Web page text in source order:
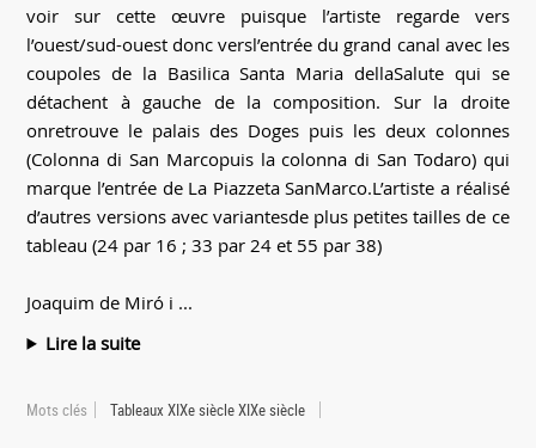
voir sur cette œuvre puisque l’artiste regarde vers
l’ouest/sud-ouest donc versl’entrée du grand canal avec les
coupoles de la Basilica Santa Maria dellaSalute qui se
détachent à gauche de la composition. Sur la droite
onretrouve le palais des Doges puis les deux colonnes
(Colonna di San Marcopuis la colonna di San Todaro) qui
marque l’entrée de La Piazzeta SanMarco.L’artiste a réalisé
d’autres versions avec variantesde plus petites tailles de ce
tableau (24 par 16 ; 33 par 24 et 55 par 38)
Joaquim de Miró i ...
Lire la suite
Mots clés Tableaux XIXe siècle XIXe siècle